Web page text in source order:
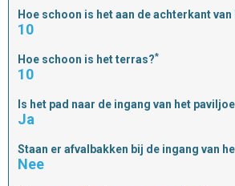
Hoe schoon is het aan de achterkant
10
Hoe schoon is het terras?*
10
Is het pad naar de ingang van het
Ja
Staan er afvalbakken bij de ingang van
Nee